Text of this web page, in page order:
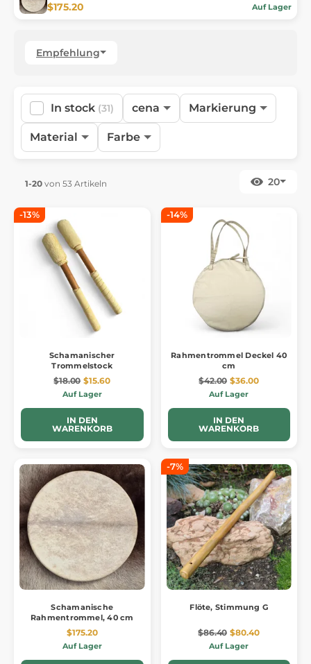
$175.20 Auf Lager
Empfehlung
In stock (31) cena Markierung
Material Farbe
1-20 von 53 Artikeln 20
-13%
Schamanischer
Trommelstock
$18.00 $15.60
Auf Lager
IN DEN
WARENKORB
-14%
Rahmentrommel Deckel 40
cm
$42.00 $36.00
Auf Lager
IN DEN
WARENKORB
Schamanische
Rahmentrommel, 40 cm
$175.20
Auf Lager
-7%
Flöte, Stimmung G
$86.40 $80.40
Auf Lager